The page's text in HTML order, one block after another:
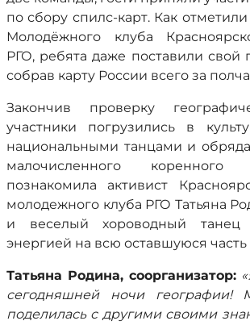
по сбору спилс-карт. Как
Молодёжного клуба
РГО, ребята даже поставили свой
собрав карту России всего за
Закончив проверку
участники погрузились в
национальными танцами и
малочисленного
познакомила активист
молодежного клуба РГО Татьяна
и веселый хороводный танец
энергией на всю оставшуюся часть
Татьяна Родина, соорганизатор:
сегодняшней ночи географии!
поделилась с другими своими